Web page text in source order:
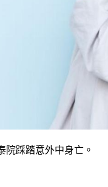
院踩踏意外中身亡。